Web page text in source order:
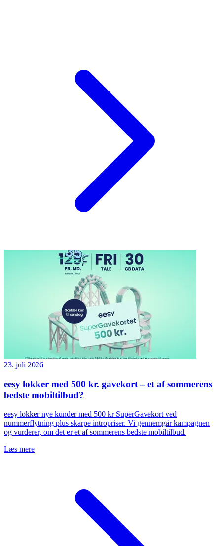
23. juli 2026
eesy lokker med 500 kr. gavekort – et af sommerens
bedste mobiltilbud?
eesy lokker nye kunder med 500 kr SuperGavekort ved
nummerflytning plus skarpe intropriser. Vi gennemgår kampagnen
og vurderer, om det er et af sommerens bedste mobiltilbud.
Læs mere